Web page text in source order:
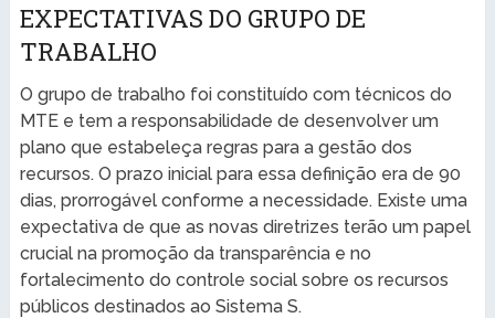
EXPECTATIVAS DO GRUPO DE
TRABALHO
O grupo de trabalho foi constituído com técnicos do
MTE e tem a responsabilidade de desenvolver um
plano que estabeleça regras para a gestão dos
recursos. O prazo inicial para essa definição era de 90
dias, prorrogável conforme a necessidade. Existe uma
expectativa de que as novas diretrizes terão um papel
crucial na promoção da transparência e no
fortalecimento do controle social sobre os recursos
públicos destinados ao Sistema S.